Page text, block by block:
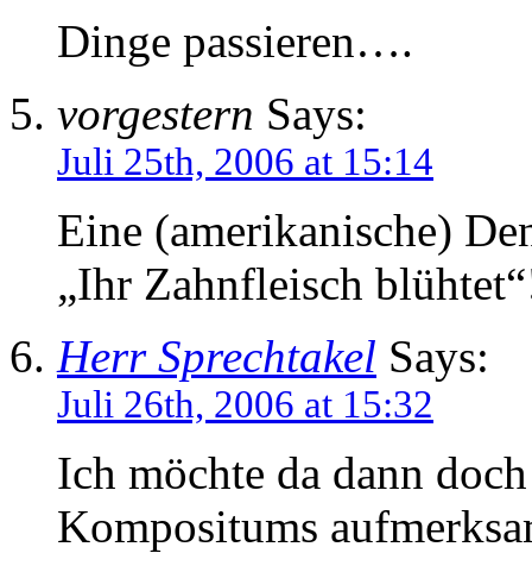
Dinge passieren….
vorgestern Says:
Juli 25th, 2006 at 15:14
Eine (amerikanische)
„Ihr Zahnfleisch
Herr Sprechtakel Says:
Juli 26th, 2006 at 15:32
Ich möchte da dann
Kompositums